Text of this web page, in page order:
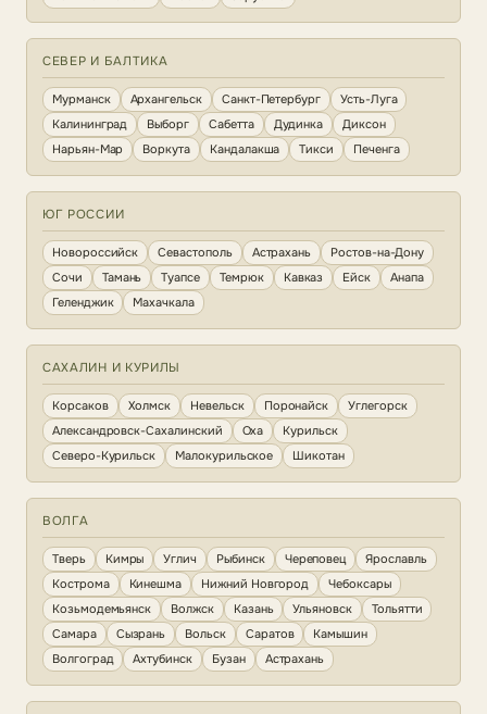
СЕВЕР И БАЛТИКА
Мурманск Архангельск Санкт-Петербург
Усть-Луга
Калининград
Выборг Сабетта Дудинка
Диксон
Нарьян-Мар
Воркута Кандалакша Тикси Печенга
ЮГ РОССИИ
Новороссийск Севастополь Астрахань
Ростов-на-Дону
Сочи
Тамань Туапсе Темрюк Кавказ Ейск
Анапа
Геленджик
Махачкала
САХАЛИН И КУРИЛЫ
Корсаков Холмск Невельск Поронайск
Углегорск
Александровск-Сахалинский
Оха
Курильск
Северо-Курильск
Малокурильское Шикотан
ВОЛГА
Тверь Кимры Углич Рыбинск Череповец
Ярославль
Кострома
Кинешма Нижний Новгород
Чебоксары
Козьмодемьянск
Волжск Казань Ульяновск
Тольятти
Самара
Сызрань Вольск Саратов
Камышин
Волгоград
Ахтубинск Бузан Астрахань